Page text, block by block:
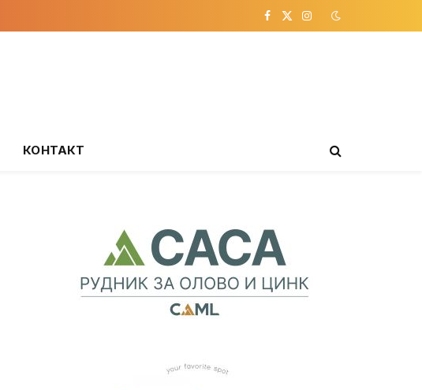
Facebook
X
Instagram
КОНТАКТ